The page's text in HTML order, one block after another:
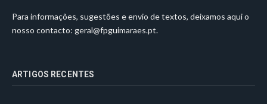
Para informações, sugestões e envio de textos, deixamos aqui o
nosso contacto: geral@fpguimaraes.pt.
ARTIGOS RECENTES